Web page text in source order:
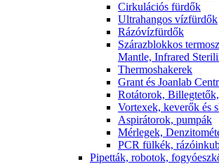
Cirkulációs fürdők
Ultrahangos vízfürdők
Rázóvízfürdők
Szárazblokkos
Mantle, Infrared
Thermoshakerek
Grant és Joanlab
Rotátorok,
Vortexek, keverők és
Aspirátorok, pumpák
Mérlegek,
PCR fülkék,
Pipetták, robotok,